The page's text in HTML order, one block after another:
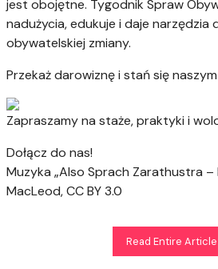
jest obojętne. Tygodnik Spraw
nadużycia, edukuje i daje narzędzia
obywatelskiej zmiany.
Przekaż darowiznę i stań się
Zapraszamy na staże, praktyki i
Dołącz do nas!
Muzyka „Also Sprach Zarathustra –
MacLeod, CC BY 3.0
Read Entire Article